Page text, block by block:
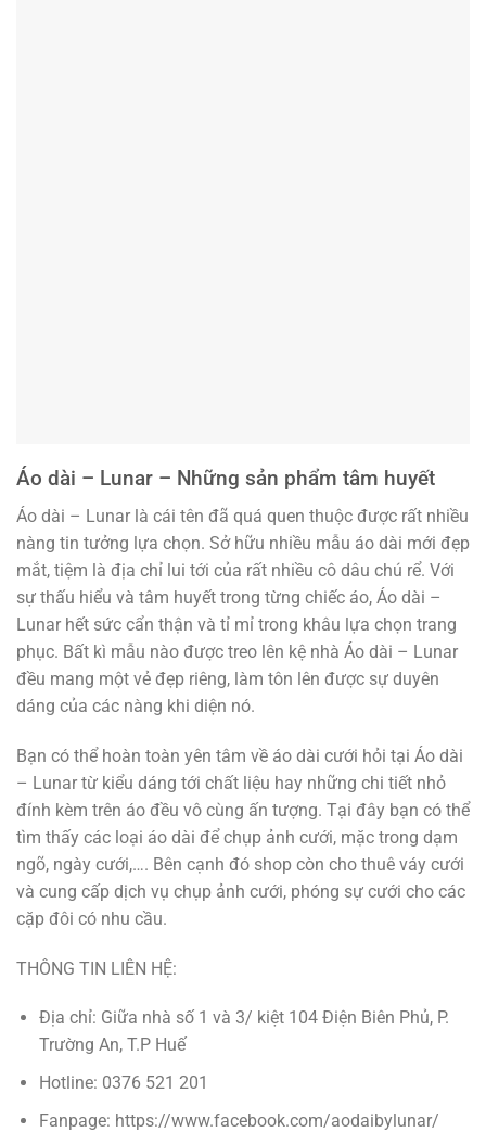
Áo dài – Lunar – Những sản phẩm tâm huyết
Áo dài – Lunar là cái tên đã quá quen thuộc được rất nhiều
nàng tin tưởng lựa chọn. Sở hữu nhiều mẫu áo dài mới đẹp
mắt, tiệm là địa chỉ lui tới của rất nhiều cô dâu chú rể. Với
sự thấu hiểu và tâm huyết trong từng chiếc áo, Áo dài –
Lunar hết sức cẩn thận và tỉ mỉ trong khâu lựa chọn trang
phục. Bất kì mẫu nào được treo lên kệ nhà Áo dài – Lunar
đều mang một vẻ đẹp riêng, làm tôn lên được sự duyên
dáng của các nàng khi diện nó.
Bạn có thể hoàn toàn yên tâm về áo dài cưới hỏi tại Áo dài
– Lunar từ kiểu dáng tới chất liệu hay những chi tiết nhỏ
đính kèm trên áo đều vô cùng ấn tượng. Tại đây bạn có thể
tìm thấy các loại áo dài để chụp ảnh cưới, mặc trong dạm
ngõ, ngày cưới,…. Bên cạnh đó shop còn cho thuê váy cưới
và cung cấp dịch vụ chụp ảnh cưới, phóng sự cưới cho các
cặp đôi có nhu cầu.
THÔNG TIN LIÊN HỆ:
Địa chỉ: Giữa nhà số 1 và 3/ kiệt 104 Điện Biên Phủ, P.
Trường An, T.P Huế
Hotline: 0376 521 201
Fanpage: https://www.facebook.com/aodaibylunar/